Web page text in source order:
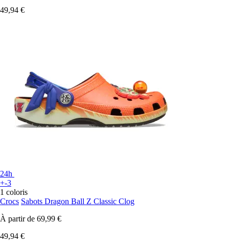
49,94 €
24h
+-3
1 coloris
Crocs Sabots Dragon Ball Z Classic Clog
À partir de 69,99 €
49,94 €